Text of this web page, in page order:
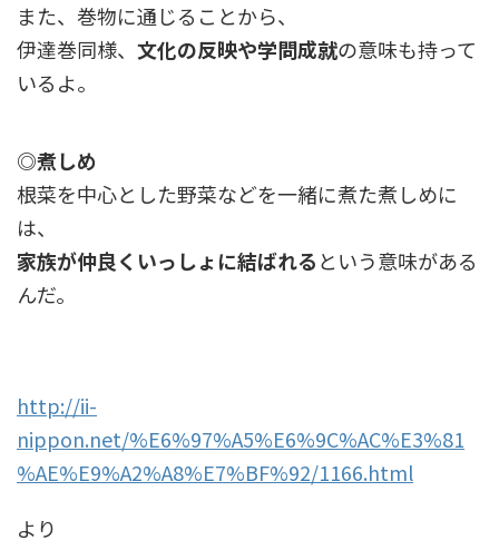
また、巻物に通じることから、
伊達巻同様、 文化の反映や学問成就の意味も持って
いるよ。
◎煮しめ
根菜を中心とした野菜などを一緒に煮た煮しめに
は、
家族が仲良くいっしょに結ばれるという意味がある
んだ。
http://ii-
nippon.net/%E6%97%A5%E6%9C%AC%E3%81
%AE%E9%A2%A8%E7%BF%92/1166.html
より